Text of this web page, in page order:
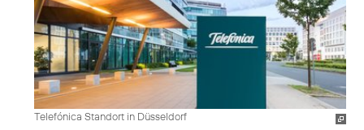
Telefónica Standort in Düsseldorf